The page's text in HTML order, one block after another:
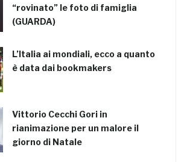
“rovinato” le foto di famiglia
(GUARDA)
L’Italia ai mondiali, ecco a quanto
è data dai bookmakers
Vittorio Cecchi Gori in
rianimazione per un malore il
giorno di Natale